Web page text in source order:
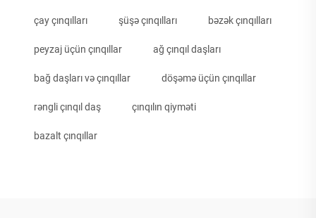
çay çınqılları şüşə çınqılları bəzək çınqılları
peyzaj üçün çınqıllar ağ çınqıl daşları
bağ daşları və çınqıllar döşəmə üçün çınqıllar
rəngli çınqıl daş çınqılın qiyməti
bazalt çınqıllar